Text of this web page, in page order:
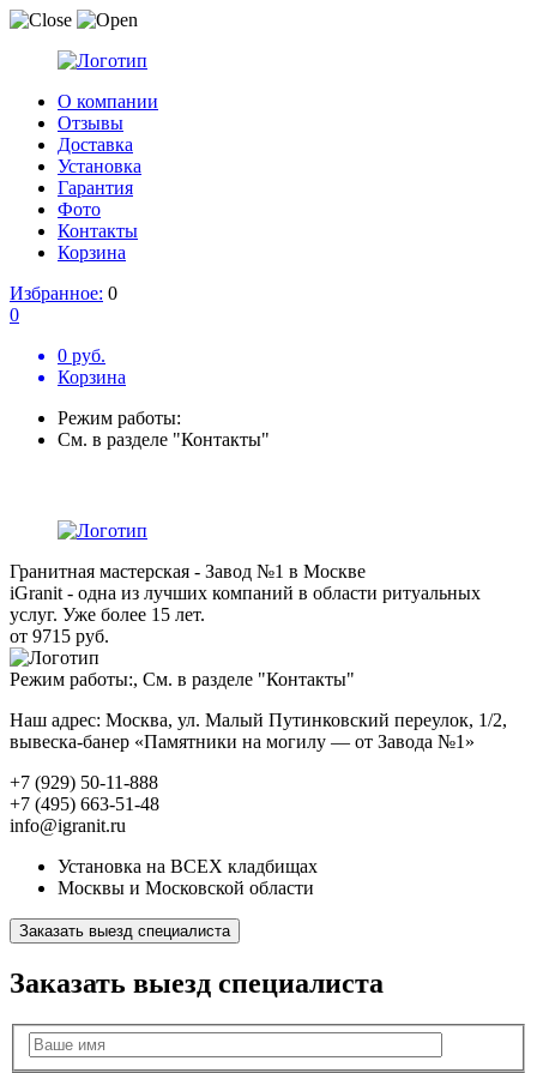
О компании
Отзывы
Доставка
Установка
Гарантия
Фото
Контакты
Корзина
Избранное: 0
0
0 руб.
Корзина
Режим работы:
См. в разделе "Контакты"
Гранитная мастерская - Завод №1 в Москве
iGranit - одна из лучших компаний в области ритуальных
услуг. Уже более 15 лет.
от 9715 руб.
Режим работы:, См. в разделе "Контакты"
Наш адрес: Москва, ул. Малый Путинковский переулок, 1/2,
вывеска-банер «Памятники на могилу — от Завода №1»
+7 (929) 50-11-888
+7 (495) 663-51-48
info@igranit.ru
Установка на ВСЕХ кладбищах
Москвы и Московской области
Заказать выезд специалиста
Заказать выезд специалиста